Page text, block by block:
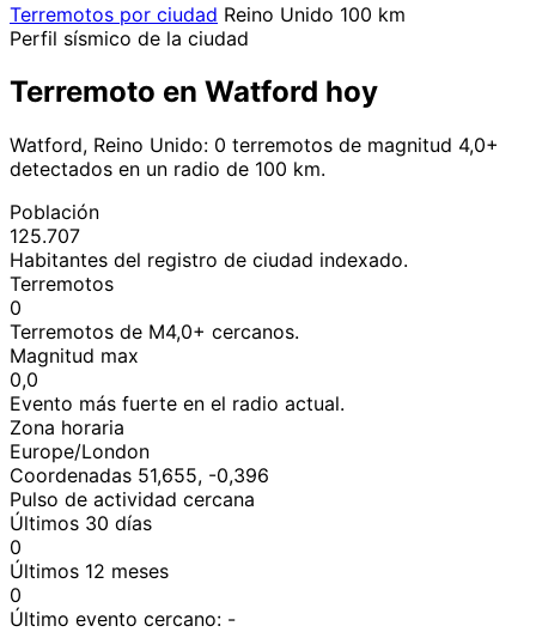
Terremotos por ciudad Reino Unido 100 km
Perfil sísmico de la ciudad
Terremoto en Watford hoy
Watford, Reino Unido: 0 terremotos de magnitud 4,0+
detectados en un radio de 100 km.
Población
125.707
Habitantes del registro de ciudad indexado.
Terremotos
0
Terremotos de M4,0+ cercanos.
Magnitud max
0,0
Evento más fuerte en el radio actual.
Zona horaria
Europe/London
Coordenadas 51,655, -0,396
Pulso de actividad cercana
Últimos 30 días
0
Últimos 12 meses
0
Último evento cercano: -